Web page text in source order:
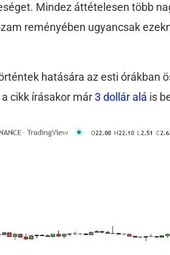
Mindez áttételesen több
reményében ugyancsak
hatására az esti órákban
cikk írásakor már3 dollár alá is